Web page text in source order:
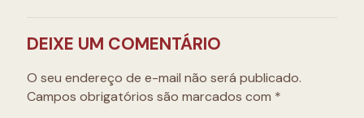
DEIXE UM COMENTÁRIO
O seu endereço de e-mail não será publicado.
Campos obrigatórios são marcados com *